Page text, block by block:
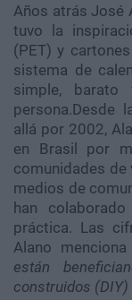
Años atrás José
tuvo la
(PET) y
sistema de
simple, barato
persona.Desde
allá por 2002,
en Brasil por
comunidades de
medios de
han
práctica. Las
Alano menciona
están
construidos (DIY)